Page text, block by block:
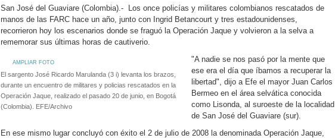
San José del Guaviare (Colombia).- Los once policías y militares colombianos rescatados de
manos de las FARC hace un año, junto con Ingrid Betancourt y tres estadounidenses,
recorrieron hoy los escenarios donde se fraguó la Operación Jaque y volvieron a la selva a
rememorar sus últimas horas de cautiverio.
AMPLIAR FOTO
El sargento José Ricardo Marulanda (3 i) levanta los brazos,
durante un encuentro de militares y policias rescatados en la
Operación Jaque, realizado el pasado 20 de junio, en Bogotá
(Colombia). EFE/Archivo
"A nadie se nos pasó por la mente que
ese era el día que íbamos a recuperar la
libertad", dijo a Efe el mayor Juan Carlos
Bermeo en el área selvática conocida
como Lisonda, al suroeste de la localidad
de San José del Guaviare (sur).
En ese mismo lugar concluyó con éxito el 2 de julio de 2008 la denominada Operación Jaque,